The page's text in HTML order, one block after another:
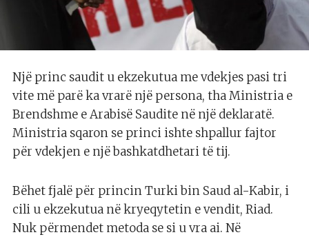
Një princ saudit u ekzekutua me vdekjes pasi tri
vite më parë ka vrarë një persona, tha Ministria e
Brendshme e Arabisë Saudite në një deklaratë.
Ministria sqaron se princi ishte shpallur fajtor
për vdekjen e një bashkatdhetari të tij.
Bëhet fjalë për princin Turki bin Saud al-Kabir, i
cili u ekzekutua në kryeqytetin e vendit, Riad.
Nuk përmendet metoda se si u vra ai. Në